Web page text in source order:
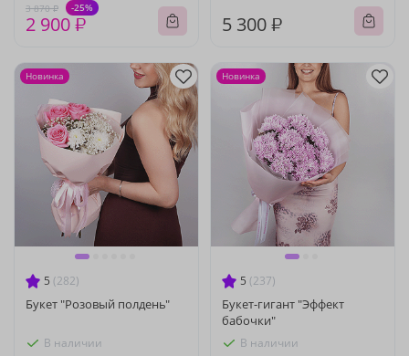
3 870 ₽ -25%
2 900 ₽ 5 300 ₽
5 (282)
Букет "Розовый полдень"
В наличии
Новинка
5 (237)
Букет-гигант "Эффект
бабочки"
В наличии
Новинка